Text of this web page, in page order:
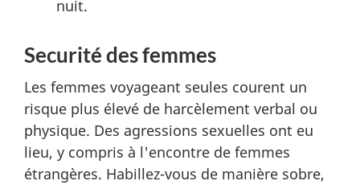
nuit.
Securité des femmes
Les femmes voyageant seules courent un
risque plus élevé de harcèlement verbal ou
physique. Des agressions sexuelles ont eu
lieu, y compris à l'encontre de femmes
étrangères. Habillez-vous de manière sobre,